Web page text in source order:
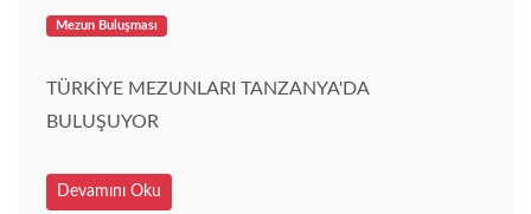
Mezun Buluşması
TÜRKİYE MEZUNLARI TANZANYA'DA
BULUŞUYOR
Devamını Oku